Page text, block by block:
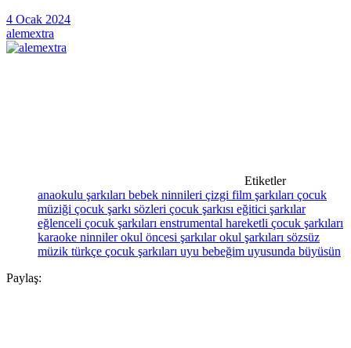
4 Ocak 2024
alemextra
Etiketler
anaokulu şarkıları bebek ninnileri çizgi film şarkıları çocuk
müziği çocuk şarkı sözleri çocuk şarkısı eğitici şarkılar
eğlenceli çocuk şarkıları enstrumental hareketli çocuk şarkıları
karaoke ninnilerokul öncesi şarkılarokul şarkıları sözsüz
müzik türkçe çocuk şarkıları uyu bebeğim uyusunda büyüsün
Paylaş: